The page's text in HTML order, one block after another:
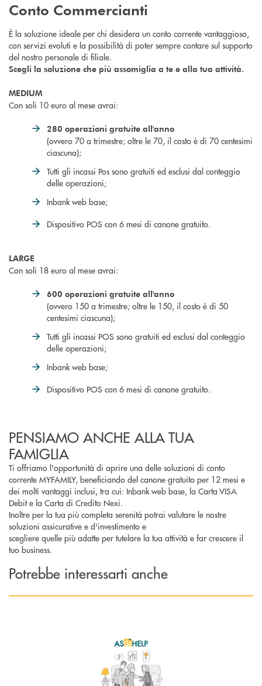
Conto Commercianti
È la soluzione ideale per chi desidera un conto corrente vantaggioso,
con servizi evoluti e la possibilità di poter sempre contare sul supporto
del nostro personale di filiale.
Scegli la soluzione che più assomiglia a te e alla tua attività.
MEDIUM
Con soli 10 euro al mese avrai:
280 operazioni gratuite all'anno
(ovvero 70 a trimestre; oltre le 70, il costo è di 70 centesimi
ciascuna);
Tutti gli incassi Pos sono gratuiti ed esclusi dal conteggio
delle operazioni;
Inbank web base;
Dispositivo POS con 6 mesi di canone gratuito.
LARGE
Con soli 18 euro al mese avrai:
600 operazioni gratuite all'anno
(ovvero 150 a trimestre; oltre le 150, il costo è di 50
centesimi ciascuna);
Tutti gli incassi POS sono gratuiti ed esclusi dal conteggio
delle operazioni;
Inbank web base;
Dispositivo POS con 6 mesi di canone gratuito.
PENSIAMO ANCHE ALLA TUA
FAMIGLIA
Ti offriamo l'opportunità di aprire una delle soluzioni di conto
corrente MYFAMILY, beneficiando del canone gratuito per 12 mesi e
dei molti vantaggi inclusi, tra cui: Inbank web base, la Carta VISA
Debit e la Carta di Credito Nexi.
Inoltre per la tua più completa serenità potrai valutare le nostre
soluzioni assicurative e d'investimento e
scegliere quelle più adatte per tutelare la tua attività e far crescere il
tuo business.
Potrebbe interessarti anche